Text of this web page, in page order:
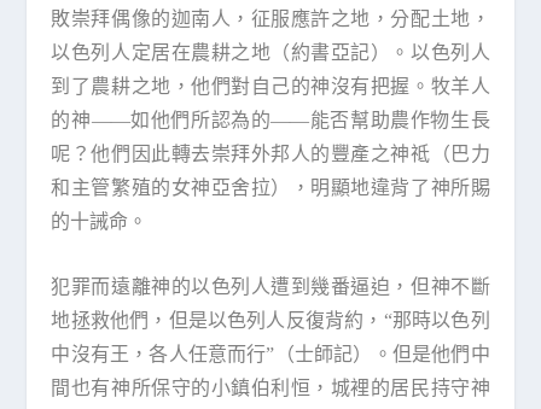
敗崇拜偶像的迦南人，征服應許之地，分配土地，
以色列人定居在農耕之地（約書亞記）。以色列人
到了農耕之地，他們對自己的神沒有把握。牧羊人
的神——如他們所認為的——能否幫助農作物生長
呢？他們因此轉去崇拜外邦人的豐產之神祗（巴力
和主管繁殖的女神亞舍拉），明顯地違背了神所賜
的十誡命。
犯罪而遠離神的以色列人遭到幾番逼迫，但神不斷
地拯救他們，但是以色列人反復背約，“那時以色列
中沒有王，各人任意而行”（士師記）。但是他們中
間也有神所保守的小鎮伯利恒，城裡的居民持守神